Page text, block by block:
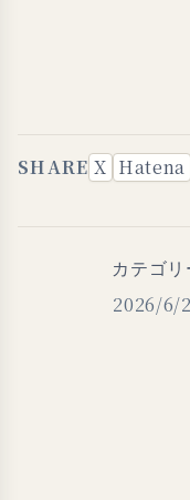
SHARE X Hatena
カテゴリ
2026/6/